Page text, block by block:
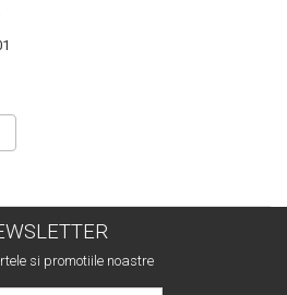
si promotiile noastre